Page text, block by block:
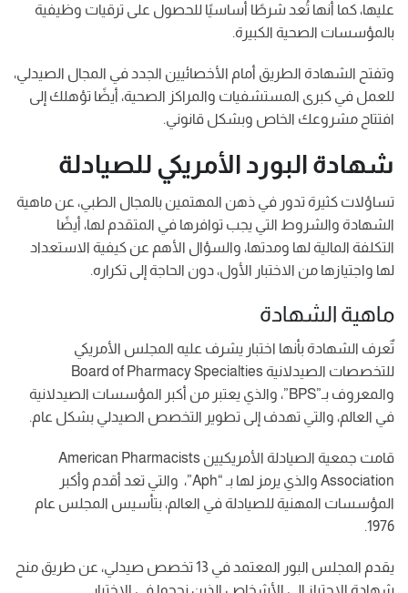
عليها، كما أنها تُعد شرطًا أساسيًا للحصول على ترقيات وظيفية
بالمؤسسات الصحية الكبيرة.
وتفتح الشهادة الطريق أمام الأخصائيين الجدد في المجال الصيدلي،
للعمل في كبرى المستشفيات والمراكز الصحية، أيضًا تؤهلك إلى
افتتاح مشروعك الخاص وبشكل قانوني.
شهادة البورد الأمريكي للصيادلة
تساؤلات كثيرة تدور في ذهن المهتمين بالمجال الطبي، عن ماهية
الشهادة والشروط التي يجب توافرها في المتقدم لها، أيضًا
التكلفة المالية لها ومدتها، والسؤال الأهم عن كيفية الاستعداد
لها واجتيازها من الاختبار الأول، دون الحاجة إلى تكراره.
ماهية الشهادة
تٌعرف الشهادة بأنها اختبار يشرف عليه المجلس الأمريكي
للتخصصات الصيدلانية Board of Pharmacy Specialties
والمعروف بـ”BPS”، والذي يعتبر من أكبر المؤسسات الصيدلانية
في العالم، والتي تهدف إلى تطوير التخصص الصيدلي بشكل عام.
قامت جمعية الصيادلة الأمريكيين American Pharmacists
Association والذي يرمز لها بـ “Aph”، والتي تعد أقدم وأكبر
المؤسسات المهنية للصيادلة في العالم، بتأسيس المجلس عام
1976.
يقدم المجلس البور المعتمد في 13 تخصص صيدلي، عن طريق منح